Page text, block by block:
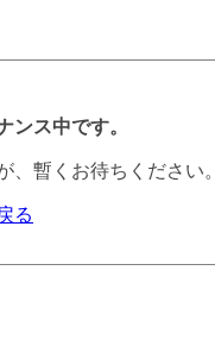
ンス中です。
、暫くお待ちください。
る